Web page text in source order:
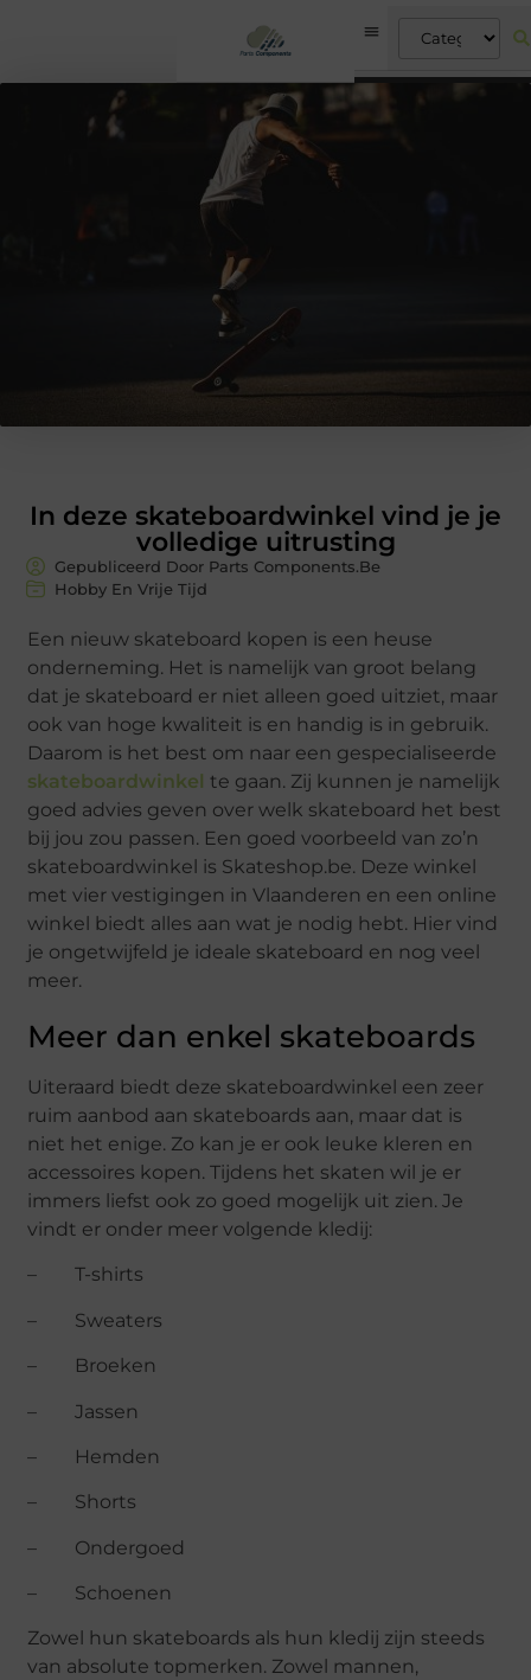
In deze skateboardwinkel vind je je
volledige uitrusting
Gepubliceerd Door Parts Components.Be
Hobby En Vrije Tijd
Een nieuw skateboard kopen is een heuse
onderneming. Het is namelijk van groot belang
dat je skateboard er niet alleen goed uitziet, maar
ook van hoge kwaliteit is en handig is in gebruik.
Daarom is het best om naar een gespecialiseerde
skateboardwinkel te gaan. Zij kunnen je namelijk
goed advies geven over welk skateboard het best
bij jou zou passen. Een goed voorbeeld van zo’n
skateboardwinkel is Skateshop.be. Deze winkel
met vier vestigingen in Vlaanderen en een online
winkel biedt alles aan wat je nodig hebt. Hier vind
je ongetwijfeld je ideale skateboard en nog veel
meer.
Meer dan enkel skateboards
Uiteraard biedt deze skateboardwinkel een zeer
ruim aanbod aan skateboards aan, maar dat is
niet het enige. Zo kan je er ook leuke kleren en
accessoires kopen. Tijdens het skaten wil je er
immers liefst ook zo goed mogelijk uit zien. Je
vindt er onder meer volgende kledij:
– T-shirts
– Sweaters
– Broeken
– Jassen
– Hemden
– Shorts
– Ondergoed
– Schoenen
Zowel hun skateboards als hun kledij zijn steeds
van absolute topmerken. Zowel mannen,